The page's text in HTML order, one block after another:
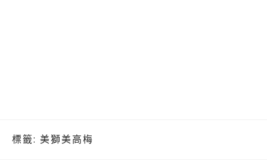
標籤: 美獅美高梅